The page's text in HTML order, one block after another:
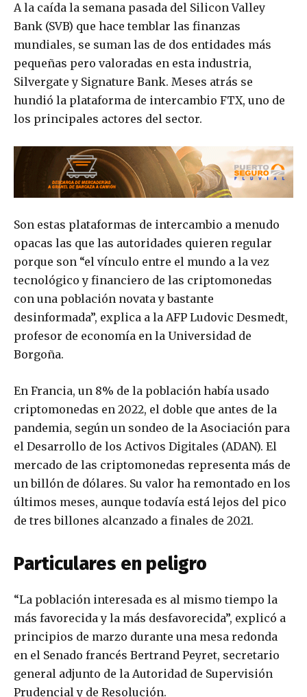
A la caída la semana pasada del Silicon Valley
Bank (SVB) que hace temblar las finanzas
mundiales, se suman las de dos entidades más
pequeñas pero valoradas en esta industria,
Silvergate y Signature Bank. Meses atrás se
hundió la plataforma de intercambio FTX, uno de
los principales actores del sector.
Son estas plataformas de intercambio a menudo
opacas las que las autoridades quieren regular
porque son “el vínculo entre el mundo a la vez
tecnológico y financiero de las criptomonedas
con una población novata y bastante
desinformada”, explica a la AFP Ludovic Desmedt,
profesor de economía en la Universidad de
Borgoña.
En Francia, un 8% de la población había usado
criptomonedas en 2022, el doble que antes de la
pandemia, según un sondeo de la Asociación para
el Desarrollo de los Activos Digitales (ADAN). El
mercado de las criptomonedas representa más de
un billón de dólares. Su valor ha remontado en los
últimos meses, aunque todavía está lejos del pico
de tres billones alcanzado a finales de 2021.
Particulares en peligro
“La población interesada es al mismo tiempo la
más favorecida y la más desfavorecida”, explicó a
principios de marzo durante una mesa redonda
en el Senado francés Bertrand Peyret, secretario
general adjunto de la Autoridad de Supervisión
Prudencial y de Resolución.